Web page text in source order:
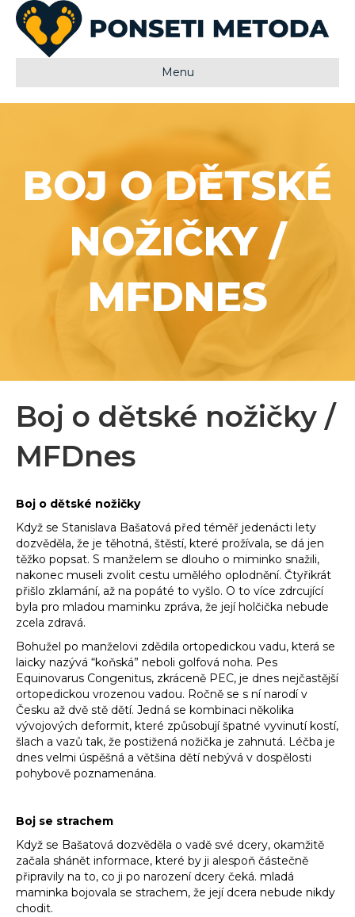
Menu
BOJ O DĚTSKÉ
NOŽIČKY /
MFDNES
Boj o dětské nožičky /
MFDnes
Boj o dětské nožičky
Když se Stanislava Bašatová před téměř jedenácti lety
dozvěděla, že je těhotná, štěstí, které prožívala, se dá jen
těžko popsat. S manželem se dlouho o miminko snažili,
nakonec museli zvolit cestu umělého oplodnění. Čtyřikrát
přišlo zklamání, až na popáté to vyšlo. O to více zdrcující
byla pro mladou maminku zpráva, že její holčička nebude
zcela zdravá.
Bohužel po manželovi zdědila ortopedickou vadu, která se
laicky nazývá “koňská” neboli golfová noha. Pes
Equinovarus Congenitus, zkráceně PEC, je dnes nejčastější
ortopedickou vrozenou vadou. Ročně se s ní narodí v
Česku až dvě stě dětí. Jedná se kombinaci několika
vývojových deformit, které způsobují špatné vyvinutí kostí,
šlach a vazů tak, že postižená nožička je zahnutá. Léčba je
dnes velmi úspěšná a většina dětí nebývá v dospělosti
pohybově poznamenána.
Boj se strachem
Když se Bašatová dozvěděla o vadě své dcery, okamžitě
začala shánět informace, které by ji alespoň částečně
připravily na to, co ji po narození dcery čeká. mladá
maminka bojovala se strachem, že její dcera nebude nikdy
chodit.